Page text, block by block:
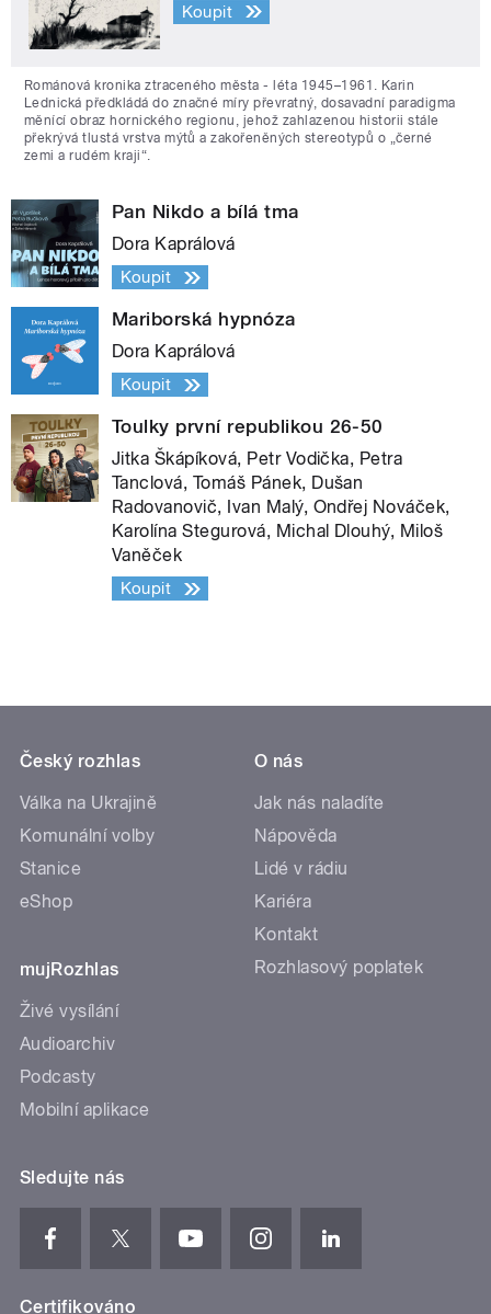
Koupit
Románová kronika ztraceného města - léta 1945–1961. Karin
Lednická předkládá do značné míry převratný, dosavadní paradigma
měnící obraz hornického regionu, jehož zahlazenou historii stále
překrývá tlustá vrstva mýtů a zakořeněných stereotypů o „černé
zemi a rudém kraji“.
Pan Nikdo a bílá tma
Dora Kaprálová
Koupit
Mariborská hypnóza
Dora Kaprálová
Koupit
Toulky první republikou 26-50
Jitka Škápíková, Petr Vodička, Petra
Tanclová, Tomáš Pánek, Dušan
Radovanovič, Ivan Malý, Ondřej Nováček,
Karolína Stegurová, Michal Dlouhý, Miloš
Vaněček
Koupit
Český rozhlas
Válka na Ukrajině
Komunální volby
Stanice
eShop
mujRozhlas
Živé vysílání
Audioarchiv
Podcasty
Mobilní aplikace
O nás
Jak nás naladíte
Nápověda
Lidé v rádiu
Kariéra
Kontakt
Rozhlasový poplatek
Sledujte nás
Certifikováno